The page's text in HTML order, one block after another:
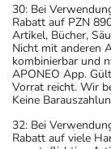
30: Bei
Rabatt auf PZN
Artikel, Bücher,
Nicht mit anderen
kombinierbar und
APONEO App.
Vorrat reicht. Wir
Keine
32: Bei
Rabatt auf viele